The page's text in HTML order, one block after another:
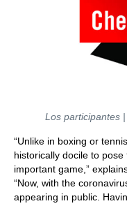
Los participantes
“Unlike in boxing or
historically docile to
important game,”
“Now, with the
appearing in public.